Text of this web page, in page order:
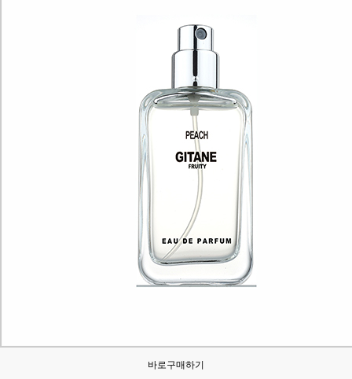
바로구매하기